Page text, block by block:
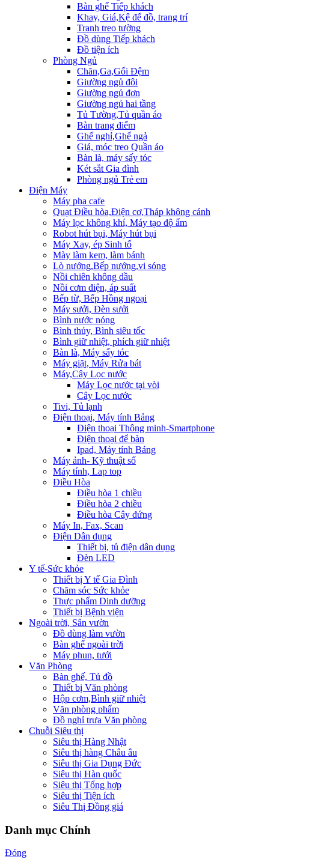
Bàn ghế Tiếp khách
Khay, Giá,Kệ để đồ, trang trí
Tranh treo tường
Đồ dùng Tiếp khách
Đồ tiện ích
Phòng Ngủ
Chăn,Ga,Gối Đệm
Giường ngủ đôi
Giường ngủ đơn
Giường ngủ hai tầng
Tủ Tường,Tủ quần áo
Bàn trang điểm
Ghế nghỉ,Ghế ngả
Giá, móc treo Quần áo
Bàn là, máy sấy tóc
Két sắt Gia đình
Phòng ngủ Trẻ em
Điện Máy
Máy pha cafe
Quạt Điều hòa,Điện cơ,Tháp không cánh
Máy lọc không khí, Máy tạo độ ẩm
Robot hút bụi, Máy hút bụi
Máy Xay, ép Sinh tố
Mày làm kem, làm bánh
Lò nướng,Bếp nướng,vi sóng
Nồi chiên không dầu
Nồi cơm điện, áp suất
Bếp từ, Bếp Hồng ngoại
Máy sưởi, Đèn sưởi
Bình nước nóng
Bình thủy, Bình siêu tốc
Bình giữ nhiệt, phích giữ nhiệt
Bàn là, Máy sấy tóc
Máy giặt, Máy Rửa bát
Máy,Cây Lọc nước
Máy Lọc nước tại vòi
Cây Lọc nước
Tivi, Tủ lạnh
Điện thoại, Máy tính Bảng
Điện thoại Thông minh-Smartphone
Điện thoại để bàn
Ipad, Máy tính Bảng
Máy ảnh- Kỹ thuật số
Máy tính, Lap top
Điều Hòa
Điều hòa 1 chiều
Điều hòa 2 chiều
Điều hòa Cây đứng
Máy In, Fax, Scan
Điện Dân dụng
Thiết bị, tủ điện dân dụng
Đèn LED
Y tế-Sức khỏe
Thiết bị Y tế Gia Đình
Chăm sóc Sức khỏe
Thực phẩm Dinh dưỡng
Thiết bị Bệnh viện
Ngoài trời, Sân vườn
Đồ dùng làm vườn
Bàn ghế ngoài trời
Máy phun, tưới
Văn Phòng
Bàn ghế, Tủ đồ
Thiết bị Văn phòng
Hộp cơm,Bình giữ nhiệt
Văn phòng phẩm
Đồ nghỉ trưa Văn phòng
Chuỗi Siêu thị
Siêu thị Hàng Nhật
Siêu thị hàng Châu âu
Siêu thị Gia Dụng Đức
Siêu thị Hàn quốc
Siêu thị Tổng hợp
Siêu thị Tiện ích
Siêu Thị Đồng giá
Danh mục Chính
Đóng